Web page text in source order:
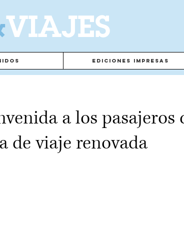
VIAJES
Ediciones Impresas
a los pasajeros
de viaje renovada